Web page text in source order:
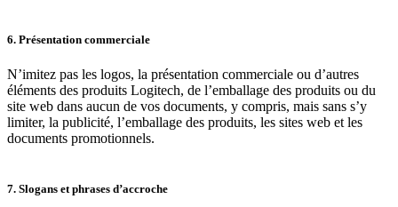
6. Présentation commerciale
N’imitez pas les logos, la présentation commerciale ou d’autres
éléments des produits Logitech, de l’emballage des produits ou du
site web dans aucun de vos documents, y compris, mais sans s’y
limiter, la publicité, l’emballage des produits, les sites web et les
documents promotionnels.
7. Slogans et phrases d’accroche